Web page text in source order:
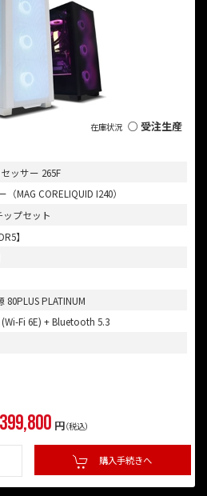
○ 受注生産
ッサー 265F
MAG CORELIQUID I240）
ップセット
】
80PLUS PLATINUM
Fi 6E) + Bluetooth 5.3
399,800 円（税込）
購入手続きへ